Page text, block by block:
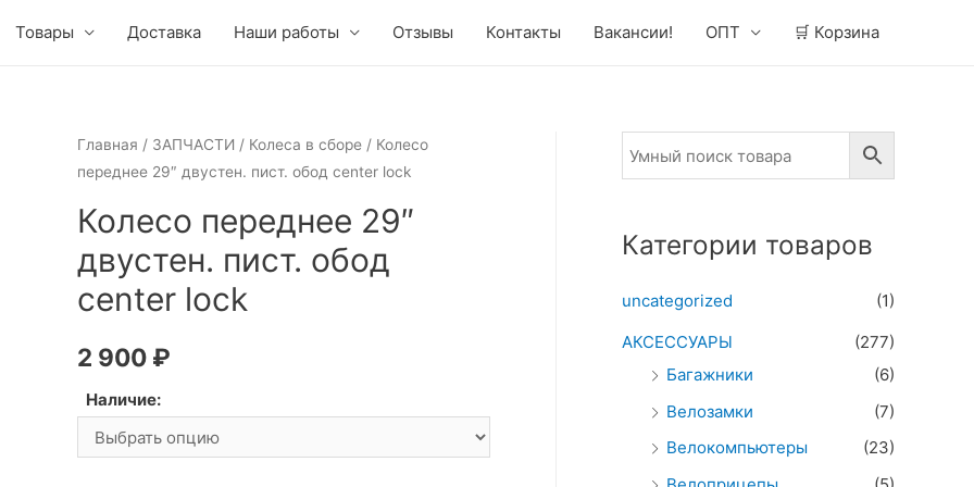
Товары Доставка Наши работы Отзывы Контакты Вакансии! ОПТ 🛒 Корзина
Главная / ЗАПЧАСТИ / Колеса в сборе/ Колесо
переднее 29″ двустен. пист. обод center lock
Колесо переднее 29″
двустен. пист. обод
center lock
2 900 ₽
Наличие:
Категории товаров
uncategorized
(1)
АКСЕССУАРЫ
(277)
Багажники
(6)
Велозамки
(7)
Велокомпьютеры
(23)